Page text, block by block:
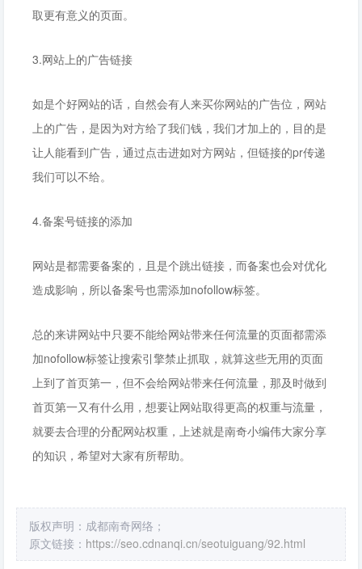
取更有意义的页面。
3.网站上的广告链接
如是个好网站的话，自然会有人来买你网站的广告位，网站
上的广告，是因为对方给了我们钱，我们才加上的，目的是
让人能看到广告，通过点击进如对方网站，但链接的pr传递
我们可以不给。
4.备案号链接的添加
网站是都需要备案的，且是个跳出链接，而备案也会对优化
造成影响，所以备案号也需添加nofollow标签。
总的来讲网站中只要不能给网站带来任何流量的页面都需添
加nofollow标签让搜索引擎禁止抓取，就算这些无用的页面
上到了首页第一，但不会给网站带来任何流量，那及时做到
首页第一又有什么用，想要让网站取得更高的权重与流量，
就要去合理的分配网站权重，上述就是南奇小编伟大家分享
的知识，希望对大家有所帮助。
版权声明：成都南奇网络；
原文链接： https://seo.cdnanqi.cn/seotuiguang/92.html